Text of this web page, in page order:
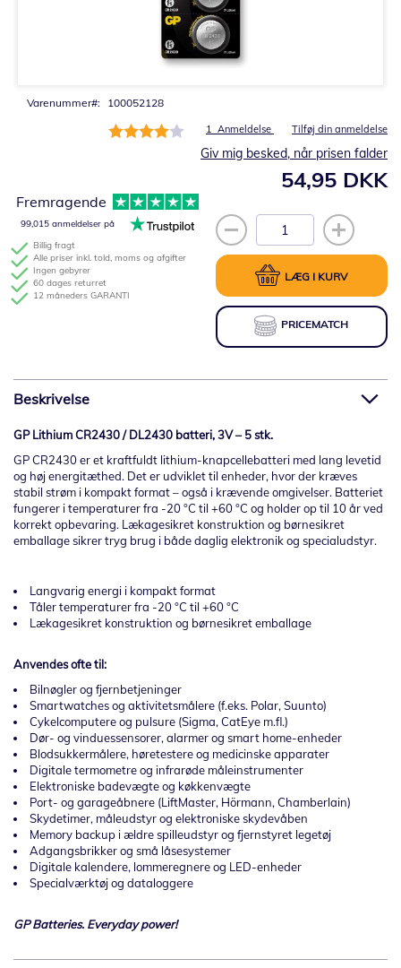
Varenummer 100052128
Bedømmelse:
1 Anmeldelse Tilføj din anmeldelse
54,95 DKK
Giv mig besked, når prisen falder
LÆG I KURV
PRICEMATCH
Billig fragt
Alle priser inkl. told, moms og afgifter
Ingen gebyrer
60 dages returret
12 måneders GARANTI
Fremragende
99,015 anmeldelser på
Beskrivelse
GP Lithium CR2430 / DL2430 batteri, 3V – 5 stk.
GP CR2430 er et kraftfuldt lithium-knapcellebatteri med lang levetid
og høj energitæthed. Det er udviklet til enheder, hvor der kræves
stabil strøm i kompakt format – også i krævende omgivelser. Batteriet
fungerer i temperaturer fra -20 °C til +60 °C og holder op til 10 år ved
korrekt opbevaring. Lækagesikret konstruktion og børnesikret
emballage sikrer tryg brug i både daglig elektronik og specialudstyr.
Langvarig energi i kompakt format
Tåler temperaturer fra -20 °C til +60 °C
Lækagesikret konstruktion og børnesikret emballage
Anvendes ofte til:
Bilnøgler og fjernbetjeninger
Smartwatches og aktivitetsmålere (f.eks. Polar, Suunto)
Cykelcomputere og pulsure (Sigma, CatEye m.fl.)
Dør- og vinduessensorer, alarmer og smart home-enheder
Blodsukkermålere, høretestere og medicinske apparater
Digitale termometre og infrarøde måleinstrumenter
Elektroniske badevægte og køkkenvægte
Port- og garageåbnere (LiftMaster, Hörmann, Chamberlain)
Skydetimer, måleudstyr og elektroniske skydevåben
Memory backup i ældre spilleudstyr og fjernstyret legetøj
Adgangsbrikker og små låsesystemer
Digitale kalendere, lommeregnere og LED-enheder
Specialværktøj og dataloggere
GP Batteries. Everyday power!